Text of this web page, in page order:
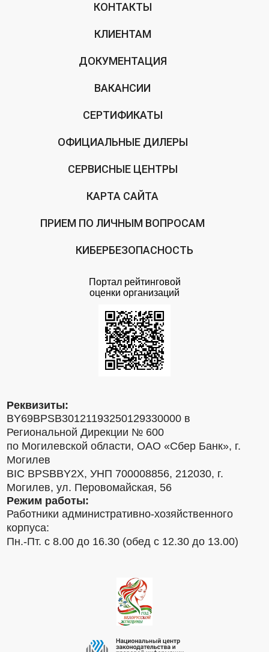
КОНТАКТЫ
КЛИЕНТАМ
ДОКУМЕНТАЦИЯ
ВАКАНСИИ
СЕРТИФИКАТЫ
ОФИЦИАЛЬНЫЕ ДИЛЕРЫ
СЕРВИСНЫЕ ЦЕНТРЫ
КАРТА САЙТА
ПРИЕМ ПО ЛИЧНЫМ ВОПРОСАМ
КИБЕРБЕЗОПАСНОСТЬ
Портал рейтинговой
оценки организаций
Реквизиты:
BY69BPSB30121193250129330000 в
Региональной Дирекции № 600
по Могилевской области, ОАО «Сбер Банк», г.
Могилев
BIC BPSBBY2X, УНП 700008856, 212030, г.
Могилев, ул. Перовомайская, 56
Режим работы:
Работники административно-хозяйственного
корпуса:
Пн.-Пт. с 8.00 до 16.30 (обед с 12.30 до 13.00)